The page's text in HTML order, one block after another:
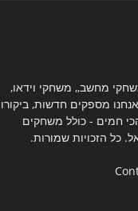
מחשב,, משחקי וידאו,
מספקים חדשות,
חמים - כולל משחקים